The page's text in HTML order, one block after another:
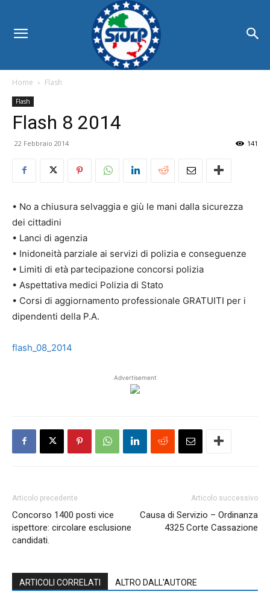
Home Flash
Flash
Flash 8 2014
22 Febbraio 2014 141
• No a chiusura selvaggia e giù le mani dalla sicurezza
dei cittadini
• Lanci di agenzia
• Inidoneità parziale ai servizi di polizia e conseguenze
• Limiti di età partecipazione concorsi polizia
• Aspettativa medici Polizia di Stato
• Corsi di aggiornamento professionale GRATUITI per i
dipendenti della P.A.
flash_08_2014
Advertisement
Articolo precedente
Concorso 1400 posti vice
ispettore: circolare esclusione
candidati.
Articolo successivo
Causa di Servizio – Ordinanza
4325 Corte Cassazione
ARTICOLI CORRELATI ALTRO DALL'AUTORE